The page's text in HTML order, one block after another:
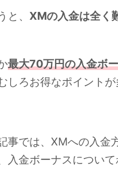
と、 XMの入金は全く
最大70万円の入金ボ
しろお得なポイントが
事では、XMへの入金
入金ボーナスについ